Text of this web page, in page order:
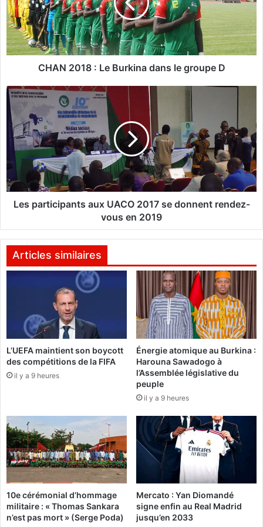
2
0
1
8
:
B
u
a
d
a
e
CHAN 2018 : Le Burkina dans le groupe D
L
e
a
t
i
c
a
n
s
C
O
2
0
e
o
n
n
t
Les participants aux UACO 2017 se donnent rendez-
vous en 2019
Articles similaires
L’UEFA maintient son boycott
des compétitions de la FIFA
il y a 9 heures
Énergie atomique au Burkina :
Harouna Sawadogo à
l’Assemblée législative du
peuple
il y a 9 heures
10e cérémonial d’hommage
militaire : « Thomas Sankara
n’est pas mort » (Serge Poda)
Mercato : Yan Diomandé
signe enfin au Real Madrid
jusqu’en 2033